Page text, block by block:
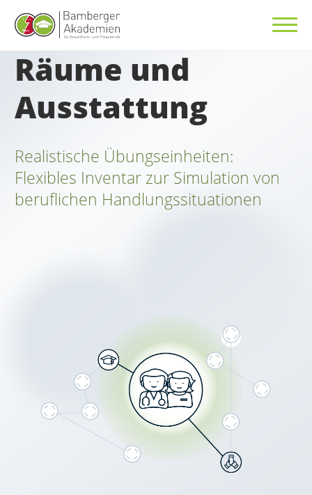
Räume und
Ausstattung
Realistische Übungseinheiten:
Flexibles Inventar zur Simulation von
beruflichen Handlungssituationen